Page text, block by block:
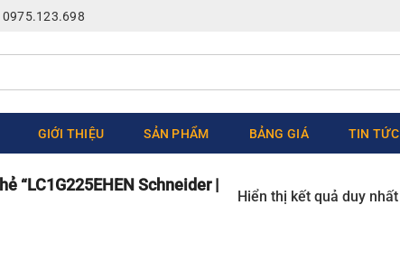
GIỚI THIỆU SẢN PHẨM BẢNG GIÁ TIN TỨC
“LC1G225EHEN Schneider |
Hiển thị kết quả duy nhất